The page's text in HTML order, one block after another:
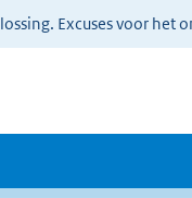
Excuses voor het